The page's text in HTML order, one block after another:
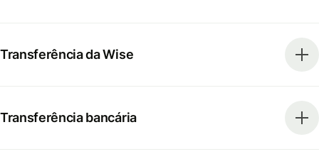
Transferência da Wise
Transferência bancária